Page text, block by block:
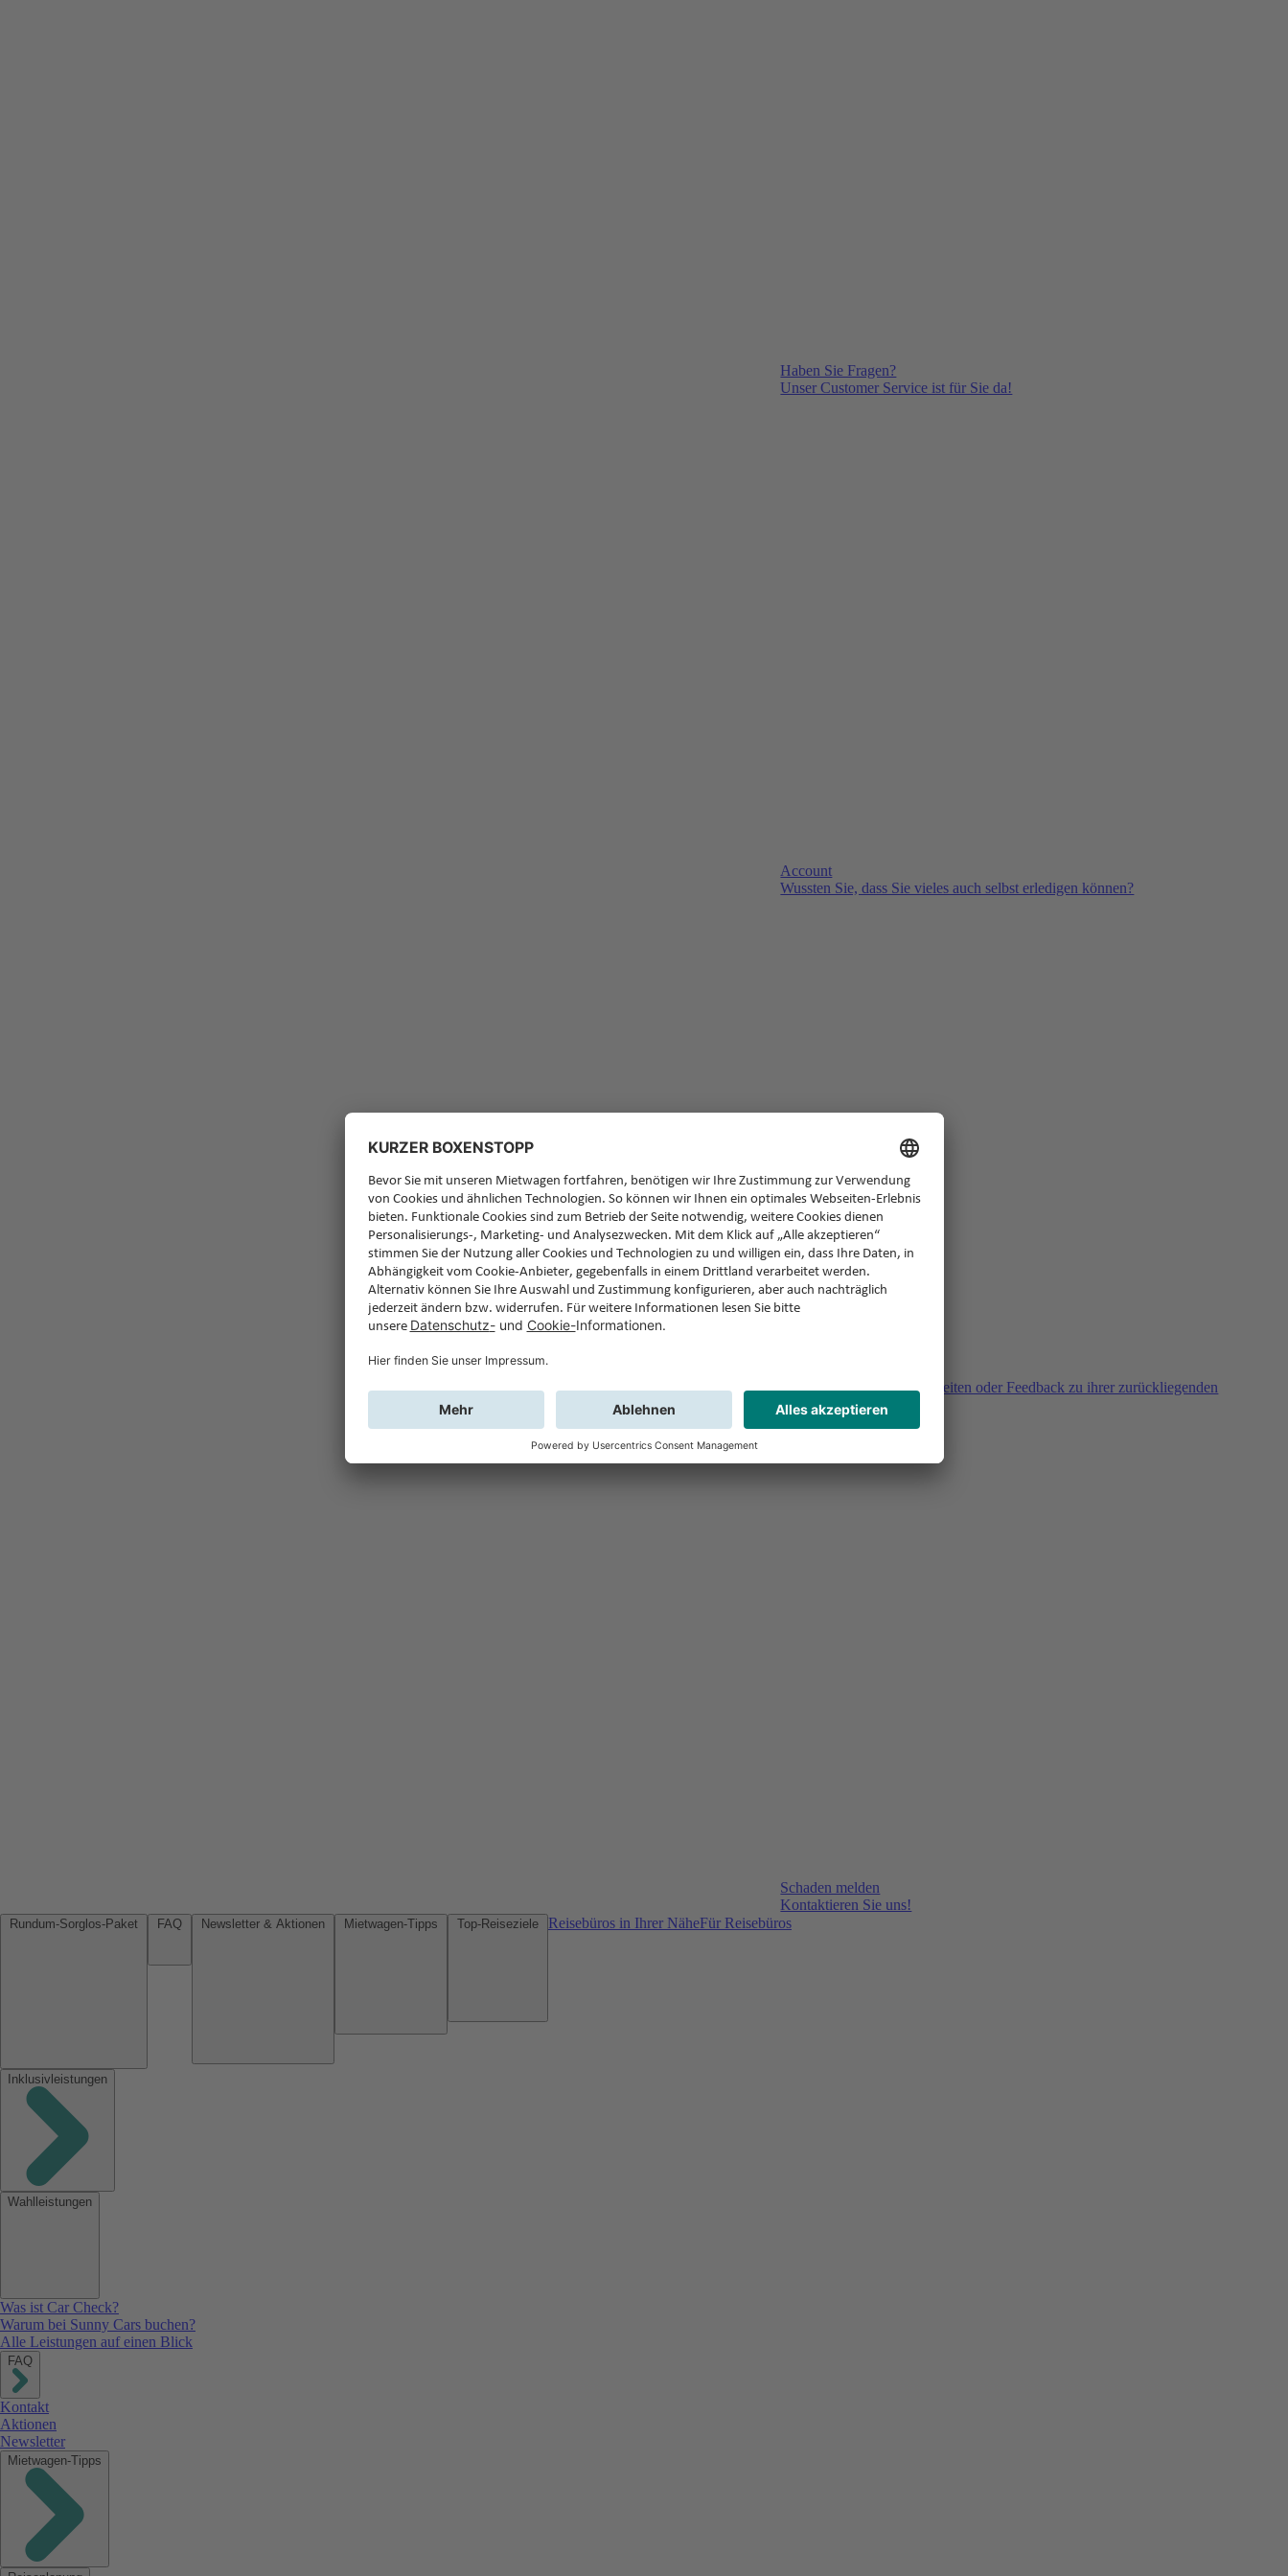
Haben Sie Fragen?
Unser Customer Service ist für Sie da!
Account
Wussten Sie, dass Sie vieles auch selbst erledigen können?
Sie haben Fragen, Unklarheiten oder Feedback zu ihrer zurückliegenden
Buchung?
Schaden melden
Kontaktieren Sie uns!
Reisebüros in Ihrer NäheFür Reisebüros
Inklusivleistungen
Wahlleistungen
Was ist Car Check?
Warum bei Sunny Cars buchen?
Alle Leistungen auf einen Blick
FAQ
Kontakt
Aktionen
Newsletter
Mietwagen-Tipps